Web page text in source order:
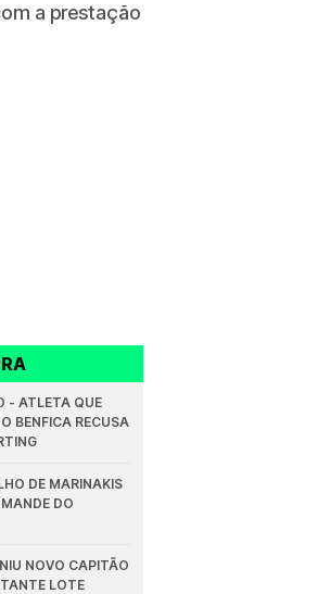
a prestação
- ATLETA QUE
BENFICA RECUSA
DE MARINAKIS
DO
NOVO CAPITÃO
LOTE